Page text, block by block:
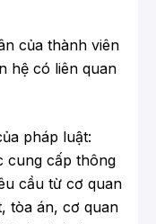
của thành viên
hệ có liên quan
pháp luật:
cung cấp thông
cầu từ cơ quan
tòa án, cơ quan